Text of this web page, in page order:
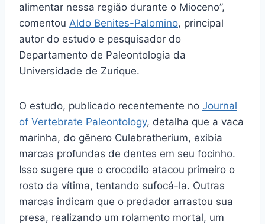
alimentar nessa região durante o Mioceno”,
comentou Aldo Benites-Palomino, principal
autor do estudo e pesquisador do
Departamento de Paleontologia da
Universidade de Zurique.
O estudo, publicado recentemente no Journal
of Vertebrate Paleontology, detalha que a vaca
marinha, do gênero Culebratherium, exibia
marcas profundas de dentes em seu focinho.
Isso sugere que o crocodilo atacou primeiro o
rosto da vítima, tentando sufocá-la. Outras
marcas indicam que o predador arrastou sua
presa, realizando um rolamento mortal, um